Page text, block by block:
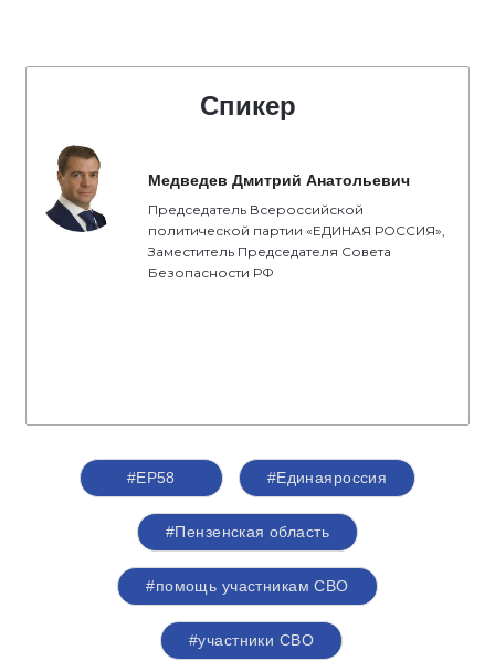
Спикер
Медведев Дмитрий Анатольевич
Председатель Всероссийской
политической партии «ЕДИНАЯ РОССИЯ»,
Заместитель Председателя Совета
Безопасности РФ
#ЕР58 #Единаяроссия
#Пензенская область
#помощь участникам СВО
#участники СВО